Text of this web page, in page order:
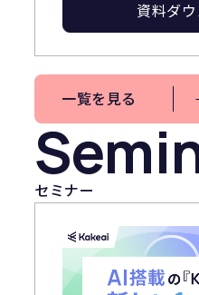
資料ダ
一覧を見る
セミナー